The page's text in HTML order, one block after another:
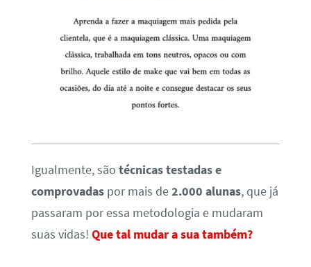
Igualmente, são técnicas testadas e
comprovadaspor mais de2.000 alunas, que já
passaram por essa metodologia e mudaram
suas vidas! Que tal mudar a sua também?